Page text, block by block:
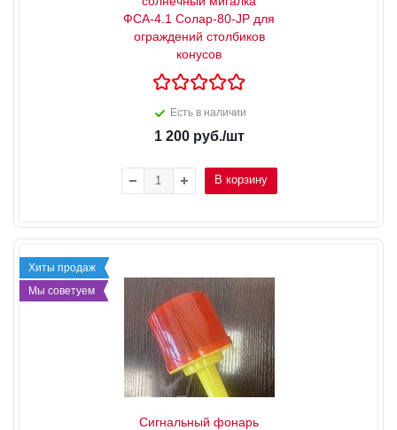
ФСА-4.1 Солар-80-JP для
ограждений столбиков
конусов
Есть в наличии
1 200руб./шт
В корзину
Хиты продаж
Мы советуем
Сигнальный фонарь